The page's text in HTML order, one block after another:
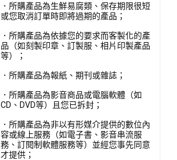
．所購產品為生鮮易腐類、保存期限很短
或您取消訂單時即將過期的產品；
．所購產品為依據您的要求而客製化的產
品（如刻製印章、訂製服、相片印製產品
等）；
．所購產品為報紙、期刊或雜誌；
．所購產品為影音商品或電腦軟體（如
CD、DVD等）且您已拆封；
．所購產品為非以有形媒介提供的數位內
容或線上服務（如電子書、影音串流服
務、訂閱制軟體服務等）並經您事先同意
才提供；